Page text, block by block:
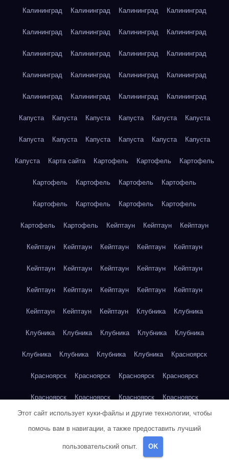
Калининград Калининград Калининград Калининград
Калининград Калининград Калининград Калининград
Калининград Калининград Калининград Калининград
Калининград Калининград Калининград Калининград
Калининград Калининград Калининград Калининград
Капуста Капуста Капуста Капуста Капуста Капуста
Капуста Капуста Капуста Капуста Капуста Капуста
Капуста Карта сайта Картофель Картофель Картофель
Картофель Картофель Картофель Картофель
Картофель Картофель Картофель Картофель
Картофель Картофель Кейптаун Кейптаун Кейптаун
Кейптаун Кейптаун Кейптаун Кейптаун Кейптаун
Кейптаун Кейптаун Кейптаун Кейптаун Кейптаун
Кейптаун Кейптаун Кейптаун Кейптаун Кейптаун
Кейптаун Кейптаун Кейптаун Клубника Клубника
Клубника Клубника Клубника Клубника Клубника
Клубника Клубника Клубника Клубника Красноярск
Красноярск Красноярск Красноярск Красноярск
Красноярск Красноярск Красноярск Красноярск
Красноярск Красноярск Красноярск
Кукуруза
Этот сайт использует куки-файлы и другие технологии, чтобы
помочь вам в навигации, а также предоставить лучший
пользовательский опыт. OK